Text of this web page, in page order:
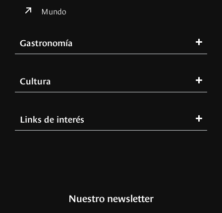
Mundo
Gastronomía
Cultura
Links de interés
Nuestro newsletter